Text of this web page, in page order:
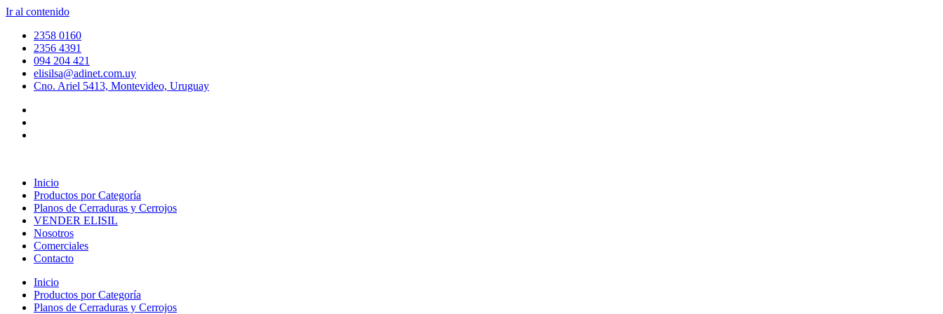
Ir al contenido
2358 0160
2356 4391
094 204 421
elisilsa@adinet.com.uy
Cno. Ariel 5413, Montevideo, Uruguay
Inicio
Productos por Categoría
Planos de Cerraduras y Cerrojos
VENDER ELISIL
Nosotros
Comerciales
Contacto
Inicio
Productos por Categoría
Planos de Cerraduras y Cerrojos